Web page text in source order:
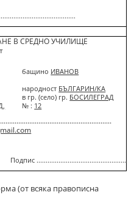
В СРЕДНО УЧИЛИЩЕ
бащино ИВАНОВ
народност БЪЛГАРИН/КА
в гр. (село) гр. БОСИЛЕГРАД
№ : 12
Подпис .................................................
(от всяка правописна